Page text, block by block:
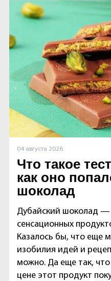
04 августа 2026
Что такое
как оно
шоколад
Дубайский шоколад —
сенсационных
Казалось бы, что еще
изобилия идей и
можно. Да еще так,
цене этот продукт